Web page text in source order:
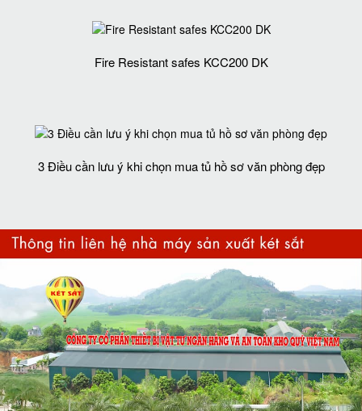
Fire Resistant safes KCC200 DK
3 Điều cần lưu ý khi chọn mua tủ hồ sơ văn phòng đẹp